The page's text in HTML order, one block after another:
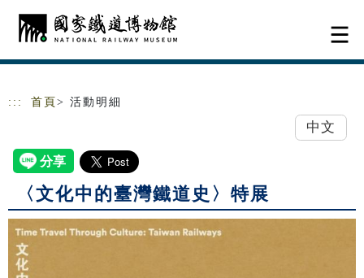
跳到主要內容
網站導覽
::: 首頁 > 活動明細
中文
〈文化中的臺灣鐵道史〉特展